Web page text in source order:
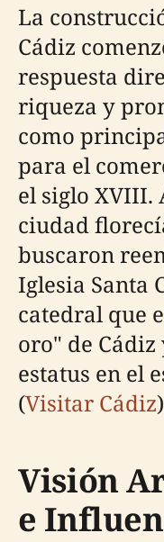
La
Cádiz
respuesta
riqueza y
como
para el
el siglo XVIII.
ciudad
buscaron
Iglesia Santa
catedral que
oro" de
estatus en el
(Visitar Cádiz
Visión
e